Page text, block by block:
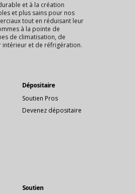
et à la création
et plus sains pour nos
tout en réduisant leur
à la pointe de
de climatisation, de
intérieur et de réfrigération.
Dépositaire
Soutien Pros
Devenez dépositaire
Soutien